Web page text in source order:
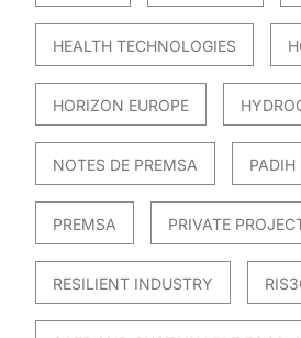
HEALTH TECHNOLOGIES
HORIZON EUROPE
NOTES DE PREMSA PADIH
PREMSA PRIVATE
RESILIENT INDUSTRY